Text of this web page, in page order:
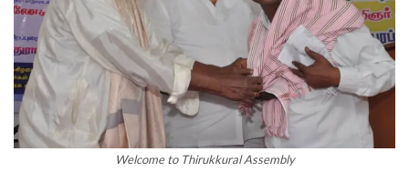
Welcome to Thirukkural Assembly